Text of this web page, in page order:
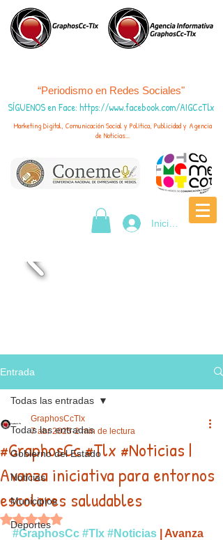
“Periodismo en Redes Sociales"
SÍGUENOS en Face: https://www.facebook.com/AIGCcTlx
Marketing Digital, Comunicación Social y Política, Publicidad y Agencia
de Noticias...
Iniciar sesión
Entrada
Todas las entradas
Gobierno del Estado
Noticias
Municipios
Deportes
Todas las entradas
#GraphosCc #Tlx #Noticias |
Avanza iniciativa para entornos
escolares saludables
GraphosCcTlx
7 abr 2025 2 min de lectura
Obtuvo NaN de 5 estrellas.
#GraphosCc #Tlx #Noticias | Avanza